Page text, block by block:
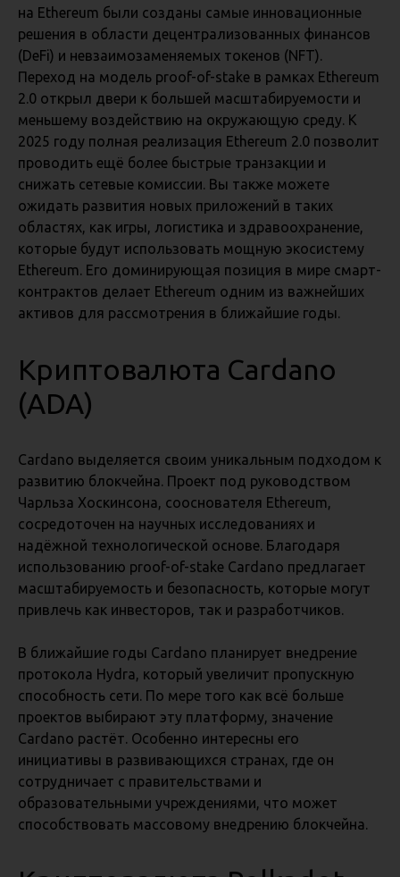
на Ethereum были созданы самые инновационные
решения в области децентрализованных финансов
(DeFi) и невзаимозаменяемых токенов (NFT).
Переход на модель proof-of-stake в рамках Ethereum
2.0 открыл двери к большей масштабируемости и
меньшему воздействию на окружающую среду. К
2025 году полная реализация Ethereum 2.0 позволит
проводить ещё более быстрые транзакции и
снижать сетевые комиссии. Вы также можете
ожидать развития новых приложений в таких
областях, как игры, логистика и здравоохранение,
которые будут использовать мощную экосистему
Ethereum. Его доминирующая позиция в мире смарт-
контрактов делает Ethereum одним из важнейших
активов для рассмотрения в ближайшие годы.
Криптовалюта Cardano
(ADA)
Cardano выделяется своим уникальным подходом к
развитию блокчейна. Проект под руководством
Чарльза Хоскинсона, сооснователя Ethereum,
сосредоточен на научных исследованиях и
надёжной технологической основе. Благодаря
использованию proof-of-stake Cardano предлагает
масштабируемость и безопасность, которые могут
привлечь как инвесторов, так и разработчиков.
В ближайшие годы Cardano планирует внедрение
протокола Hydra, который увеличит пропускную
способность сети. По мере того как всё больше
проектов выбирают эту платформу, значение
Cardano растёт. Особенно интересны его
инициативы в развивающихся странах, где он
сотрудничает с правительствами и
образовательными учреждениями, что может
способствовать массовому внедрению блокчейна.